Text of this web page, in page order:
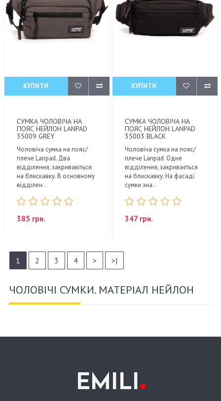
КУПИТИ
СУМКА ЧОЛОВІЧА НА
ПОЯС НЕЙЛОН LANPAD
35009 GREY
Чоловіча сумка на пояс/
плече Lanpad. Два
відділення, закриваються
на блискавку. В основному
відділен..
385 грн.
КУПИТИ
СУМКА ЧОЛОВІЧА НА
ПОЯС НЕЙЛОН LANPAD
35003 BLACK
Чоловіча сумка на пояс/
плече Lanpad. Одне
відділення, закривається
на блискавку. На фасаді
сумки зна..
347 грн.
1 2 3 4 > >|
ЧОЛОВІЧІ СУМКИ. МАТЕРІАЛ НЕЙЛОН
EMILI.